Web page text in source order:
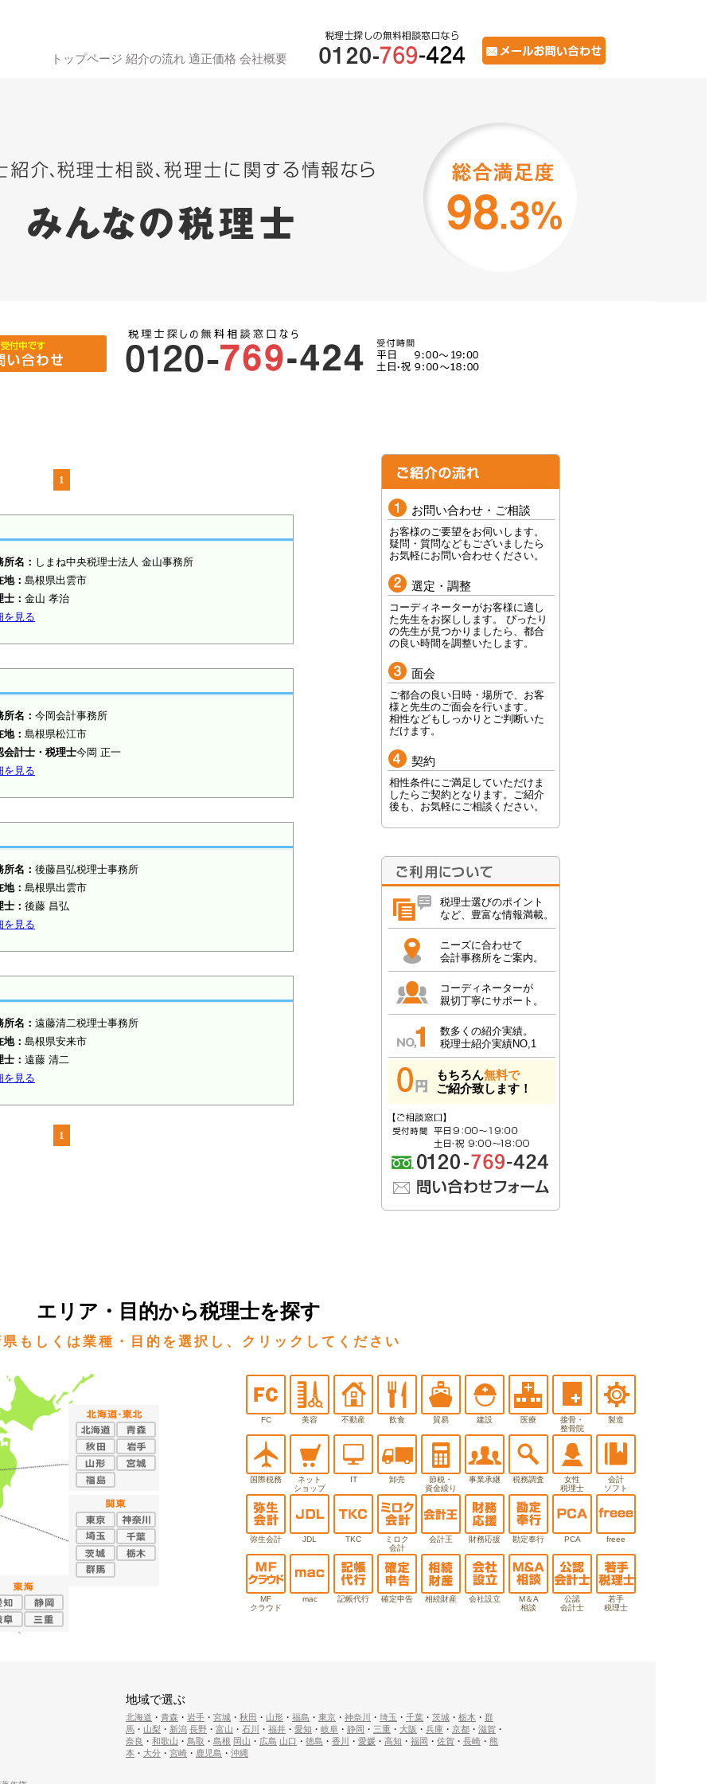
トップページ 紹介の流れ 適正価格 会社概要
1
所名： しまね中央税理士法人 金山事務所
： 島根県出雲市
士 ： 金山 孝治
を見る
所名： 今岡会計事務所
： 島根県松江市
会計士・税理士今岡 正一
を見る
所名： 後藤昌弘税理士事務所
： 島根県出雲市
士 ： 後藤 昌弘
を見る
所名： 遠藤清二税理士事務所
： 島根県安来市
士 ： 遠藤 清二
を見る
1
お問い合わせ・ご相談
お客様のご要望をお伺いします。
疑問・質問などもございましたら
お気軽にお問い合わせください。
選定・調整
コーディネーターがお客様に適し
た先生をお探しします。 ぴったり
の先生が見つかりましたら、都合
の良い時間を調整いたします。
面会
ご都合の良い日時・場所で、お客
様と先生のご面会を行います。
相性などもしっかりとご判断いた
だけます。
契約
相性条件にご満足していただけま
したらご契約となります。ご紹介
後も、お気軽にご相談ください。
税理士選びのポイント
など、豊富な情報満載。
ニーズに合わせて
会計事務所をご案内。
コーディネーターが
親切丁寧にサポート。
数多くの紹介実績。
税理士紹介実績NO,1
もちろん無料で
ご紹介致します！
エリア・目的から税理士を探す
もしくは業種・目的を選択し、クリックしてください
FC 美容 不動産 飲食 貿易 建設 医療
接骨・
整骨院
製造
国際税務
ネット
ショップ
IT 卸売
節税・
資金繰り
事業承継 税務調査
女性
税理士
会計
ソフト
弥生会計 JDL TKC
ミロク
会計
会計王 財務応援 勘定奉行 PCA freee
MF
クラウド
mac 記帳代行 確定申告 相続財産 会社設立
M＆A
相談
公認
会計士
若手
税理士
地域で選ぶ
北海道 ・ 青森 ・ 岩手 ・ 宮城 ・ 秋田 ・ 山形 ・ 福島 ・ 東京 ・ 神奈川 ・ 埼玉 ・ 千葉 ・ 茨城 ・ 栃木 ・ 群
馬 ・ 山梨 ・ 新潟 長野 ・ 富山 ・ 石川 ・ 福井 ・ 愛知 ・ 岐阜 ・ 静岡 ・ 三重 ・ 大阪 ・ 兵庫 ・ 京都 ・ 滋賀 ・
奈良 ・ 和歌山 ・ 鳥取 ・ 島根 岡山 ・ 広島 山口 ・ 徳島 ・ 香川 ・ 愛媛 ・ 高知 ・ 福岡 ・ 佐賀 ・ 長崎 ・ 熊
本 ・ 大分 ・ 宮崎 ・ 鹿児島 ・ 沖縄